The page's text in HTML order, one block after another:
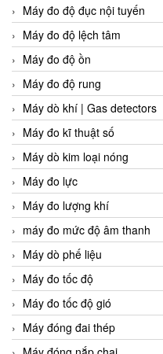
Máy đo độ đục nội tuyến
Máy đo độ lệch tâm
Máy đo độ ồn
Máy đo độ rung
Máy dò khí | Gas detectors
Máy đo kĩ thuật số
Máy dò kim loại nóng
Máy đo lực
Máy đo lượng khí
máy đo mức độ âm thanh
Máy dò phế liệu
Máy đo tốc độ
Máy đo tốc độ gió
Máy đóng đai thép